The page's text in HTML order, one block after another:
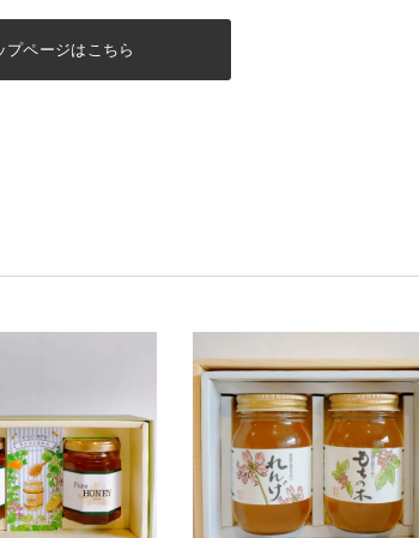
プページはこちら